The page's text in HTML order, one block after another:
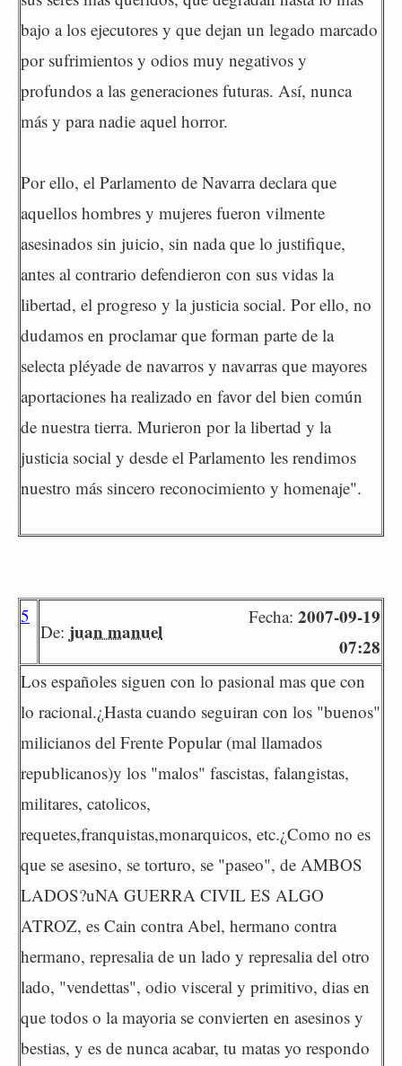
bajo a los ejecutores y que dejan un legado marcado
por sufrimientos y odios muy negativos y
profundos a las generaciones futuras. Así, nunca
más y para nadie aquel horror.
Por ello, el Parlamento de Navarra declara que
aquellos hombres y mujeres fueron vilmente
asesinados sin juicio, sin nada que lo justifique,
antes al contrario defendieron con sus vidas la
libertad, el progreso y la justicia social. Por ello, no
dudamos en proclamar que forman parte de la
selecta pléyade de navarros y navarras que mayores
aportaciones ha realizado en favor del bien común
de nuestra tierra. Murieron por la libertad y la
justicia social y desde el Parlamento les rendimos
nuestro más sincero reconocimiento y homenaje".
5
De: juan manuel
Fecha: 2007-09-19
07:28
Los españoles siguen con lo pasional mas que con
lo racional.¿Hasta cuando seguiran con los "buenos"
milicianos del Frente Popular (mal llamados
republicanos)y los "malos" fascistas, falangistas,
militares, catolicos,
requetes,franquistas,monarquicos, etc.¿Como no es
que se asesino, se torturo, se "paseo", de AMBOS
LADOS?uNA GUERRA CIVIL ES ALGO
ATROZ, es Cain contra Abel, hermano contra
hermano, represalia de un lado y represalia del otro
lado, "vendettas", odio visceral y primitivo, dias en
que todos o la mayoria se convierten en asesinos y
bestias, y es de nunca acabar, tu matas yo respondo